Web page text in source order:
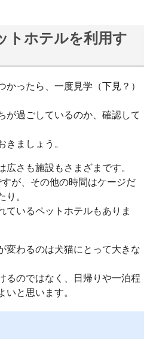
トホテルを利用す
ったら、一度見学（下見？）
が過ごしているのか、確認して
きましょう。
さも施設もさまざまです。
が、その他の時間はケージだ
り。
ているペットホテルもありま
変わるのは犬猫にとって大きな
るのではなく、日帰りや一泊程
いと思います。